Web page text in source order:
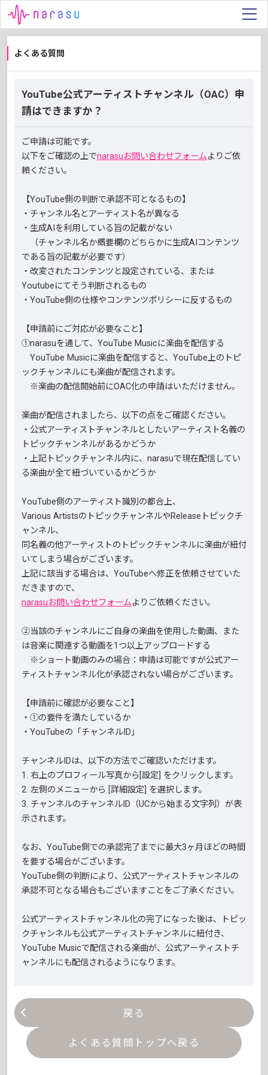
よくある質問
YouTube公式アーティストチャンネル（OAC）申
請はできますか？
ご申請は可能です。
以下をご確認の上でnarasuお問い合わせフォームよりご依
頼ください。
【YouTube側の判断で承認不可となるもの】
・チャンネル名とアーティスト名が異なる
・生成AIを利用している旨の記載がない
（チャンネル名か概要欄のどちらかに生成AIコンテンツ
である旨の記載が必要です）
・改変されたコンテンツと設定されている、または
Youtubeにてそう判断されるもの
・YouTube側の仕様やコンテンツポリシーに反するもの
【申請前にご対応が必要なこと】
①narasuを通して、YouTube Musicに楽曲を配信する
YouTube Musicに楽曲を配信すると、YouTube上のトピ
ックチャンネルにも楽曲が配信されます。
※楽曲の配信開始前にOAC化の申請はいただけません。
楽曲が配信されましたら、以下の点をご確認ください。
・公式アーティストチャンネルとしたいアーティスト名義の
トピックチャンネルがあるかどうか
・上記トピックチャンネル内に、narasuで現在配信してい
る楽曲が全て紐づいているかどうか
YouTube側のアーティスト識別の都合上、
Various ArtistsのトピックチャンネルやReleaseトピックチ
ャンネル、
同名義の他アーティストのトピックチャンネルに楽曲が紐付
いてしまう場合がございます。
上記に該当する場合は、YouTubeへ修正を依頼させていた
だきますので、
narasuお問い合わせフォームよりご依頼ください。
②当該のチャンネルにご自身の楽曲を使用した動画、また
は音楽に関連する動画を1つ以上アップロードする
※ショート動画のみの場合：申請は可能ですが公式アー
ティストチャンネル化が承認されない場合がございます。
【申請前に確認が必要なこと】
・①の要件を満たしているか
・YouTubeの「チャンネルID」
チャンネルIDは、以下の方法でご確認いただけます。
1. 右上のプロフィール写真から[設定] をクリックします。
2. 左側のメニューから [詳細設定] を選択します。
3. チャンネルのチャンネルID（UCから始まる文字列）が表
示されます。
なお、YouTube側での承認完了までに最大3ヶ月ほどの時間
を要する場合がございます。
YouTube側の判断により、公式アーティストチャンネルの
承認不可となる場合もございますことをご了承ください。
公式アーティストチャンネル化の完了になった後は、トピッ
クチャンネルも公式アーティストチャンネルに紐付き、
YouTube Musicで配信される楽曲が、公式アーティストチ
ャンネルにも配信されるようになります。
戻る
よくある質問トップへ戻る